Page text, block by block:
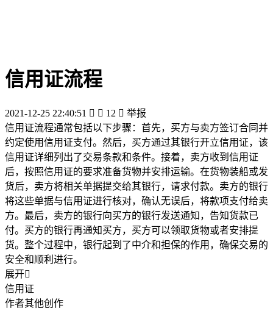
信用证流程
2021-12-25 22:40:51   12  举报
信用证流程通常包括以下步骤：首先，买方与卖方签订合同并
约定使用信用证支付。然后，买方通过其银行开立信用证，该
信用证详细列出了交易条款和条件。接着，卖方收到信用证
后，按照信用证的要求准备货物并安排运输。在货物装船或发
货后，卖方将相关单据提交给其银行，请求付款。卖方的银行
将这些单据与信用证进行核对，确认无误后，将款项支付给卖
方。最后，卖方的银行向买方的银行发送通知，告知货款已
付。买方的银行再通知买方，买方可以领取货物或者安排提
货。整个过程中，银行起到了中介和担保的作用，确保交易的
安全和顺利进行。
展开
信用证
作者其他创作